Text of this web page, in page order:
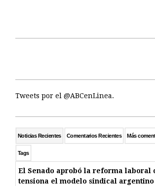
Tweets por el @ABCenLinea.
Noticias Recientes Comentarios Recientes Más
Tags
El Senado aprobó la reforma laboral
tensiona el modelo sindical argentino